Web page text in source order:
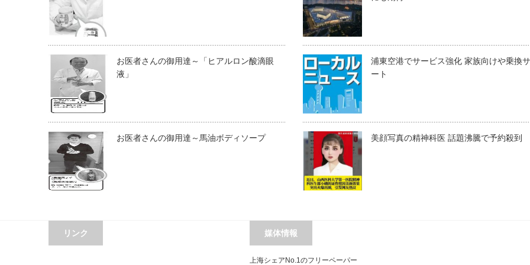
お医者さんの御用達～「ヒアルロン酸滴眼
液」
お医者さんの御用達～馬油ボディソープ
浦東空港でサービス強化 家族向けや乗換
ート
美顔写真の精神科医 話題沸騰で予約殺到
リンク 媒体情報
上海シェアNo.1のフリーペーパー